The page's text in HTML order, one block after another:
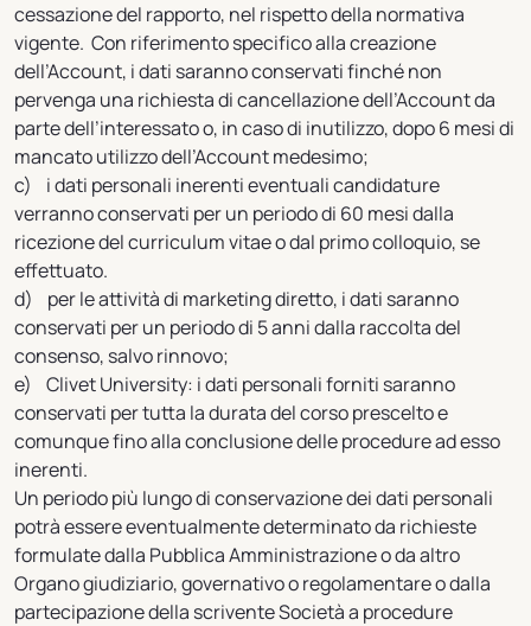
cessazione del rapporto, nel rispetto della normativa
vigente. Con riferimento specifico alla creazione
dell’Account, i dati saranno conservati finché non
pervenga una richiesta di cancellazione dell’Account da
parte dell’interessato o, in caso di inutilizzo, dopo 6 mesi di
mancato utilizzo dell’Account medesimo;
c) i dati personali inerenti eventuali candidature
verranno conservati per un periodo di 60 mesi dalla
ricezione del curriculum vitae o dal primo colloquio, se
effettuato.
d) per le attività di marketing diretto, i dati saranno
conservati per un periodo di 5 anni dalla raccolta del
consenso, salvo rinnovo;
e) Clivet University: i dati personali forniti saranno
conservati per tutta la durata del corso prescelto e
comunque fino alla conclusione delle procedure ad esso
inerenti.
Un periodo più lungo di conservazione dei dati personali
potrà essere eventualmente determinato da richieste
formulate dalla Pubblica Amministrazione o da altro
Organo giudiziario, governativo o regolamentare o dalla
partecipazione della scrivente Società a procedure